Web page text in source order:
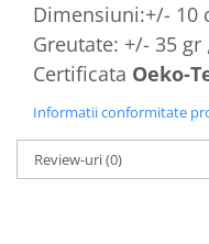
Dimensiuni:+/- 10
Greutate: +/- 35
Certificata Oeko-
Informatii conformitate
Review-uri(0)